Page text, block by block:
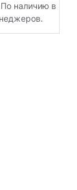
наличию в